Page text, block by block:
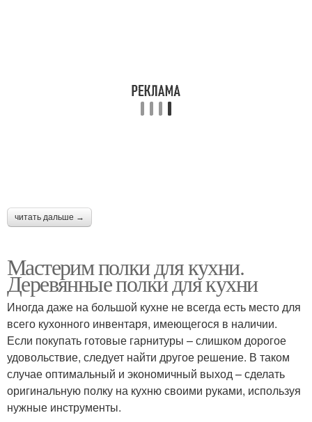
читать дальше →
Мастерим полки для кухни.
Деревянные полки для кухни
Иногда даже на большой кухне не всегда есть место для
всего кухонного инвентаря, имеющегося в наличии.
Если покупать готовые гарнитуры – слишком дорогое
удовольствие, следует найти другое решение. В таком
случае оптимальный и экономичный выход – сделать
оригинальную полку на кухню своими руками, используя
нужные инструменты.